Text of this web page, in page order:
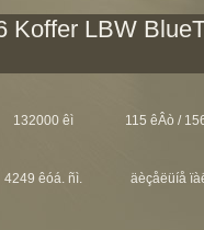
Koffer LBW
132000 êì 115 êÂò /
4249 êóá. ñì. äèçåëüíå